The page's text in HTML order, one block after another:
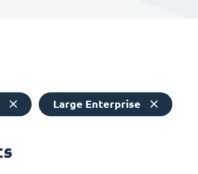
Large Enterprise